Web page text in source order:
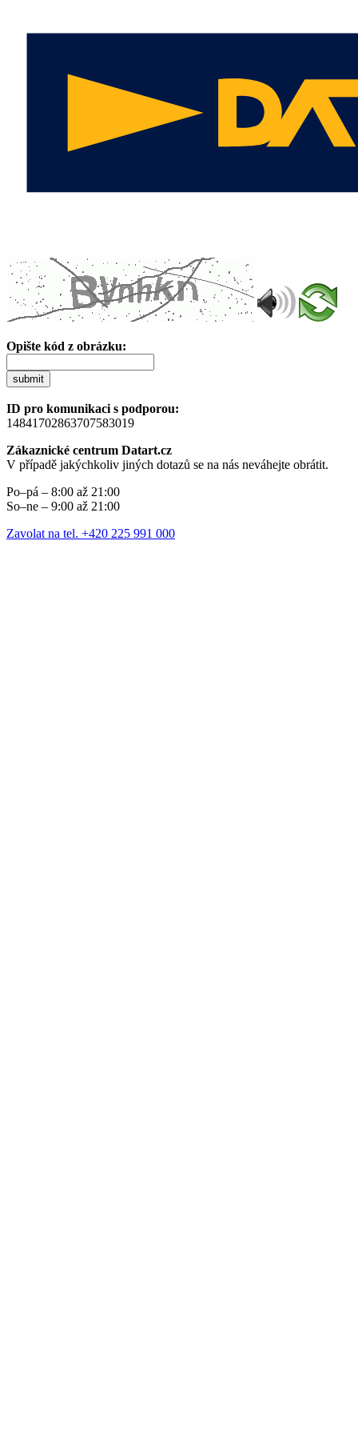
Opište kód z obrázku:
submit
ID pro komunikaci s podporou:
14841702863707583019
Zákaznické centrum Datart.cz
V případě jakýchkoliv jiných dotazů se na nás neváhejte obrátit.
Po–pá – 8:00 až 21:00
So–ne – 9:00 až 21:00
Zavolat na tel. +420 225 991 000